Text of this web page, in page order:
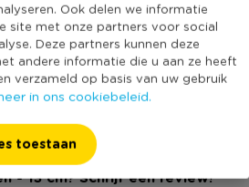
Ook delen we informatie
site met onze partners voor social
Deze partners kunnen deze
andere informatie die u aan ze heeft
verzameld op basis van uw gebruik
in ons cookiebeleid.
toestaan
Wit
2
(Nog) geen score
bekend
- 13 cm? Schrijf een review!